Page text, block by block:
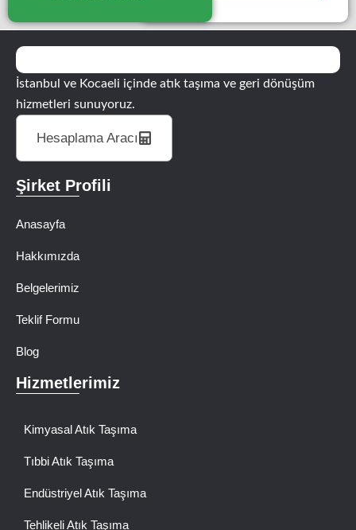
İstanbul ve Kocaeli içinde atık taşıma ve geri dönüşüm
hizmetleri sunuyoruz.
Hesaplama Aracı
Şirket Profili
Anasayfa
Hakkımızda
Belgelerimiz
Teklif Formu
Blog
Hizmetlerimiz
Kimyasal Atık Taşıma
Tıbbi Atık Taşıma
Endüstriyel Atık Taşıma
Tehlikeli Atık Taşıma